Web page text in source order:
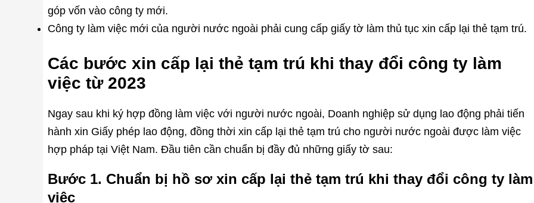
góp vốn vào công ty mới.
Công ty làm việc mới của người nước ngoài phải cung cấp giấy tờ làm thủ tục xin cấp lại thẻ tạm trú.
Các bước xin cấp lại thẻ tạm trú khi thay đổi công ty làm
việc từ 2023
Ngay sau khi ký hợp đồng làm việc với người nước ngoài, Doanh nghiệp sử dụng lao động phải tiến
hành xin Giấy phép lao động, đồng thời xin cấp lại thẻ tạm trú cho người nước ngoài được làm việc
hợp pháp tại Việt Nam. Đầu tiên cần chuẩn bị đầy đủ những giấy tờ sau:
Bước 1. Chuẩn bị hồ sơ xin cấp lại thẻ tạm trú khi thay đổi công ty làm
việc